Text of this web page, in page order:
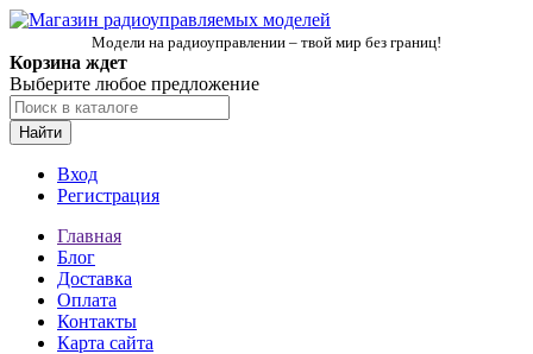
Модели на радиоуправлении – твой мир без границ!
Корзина ждет
Выберите любое предложение
Найти
Вход
Регистрация
Главная
Блог
Доставка
Оплата
Контакты
Карта сайта